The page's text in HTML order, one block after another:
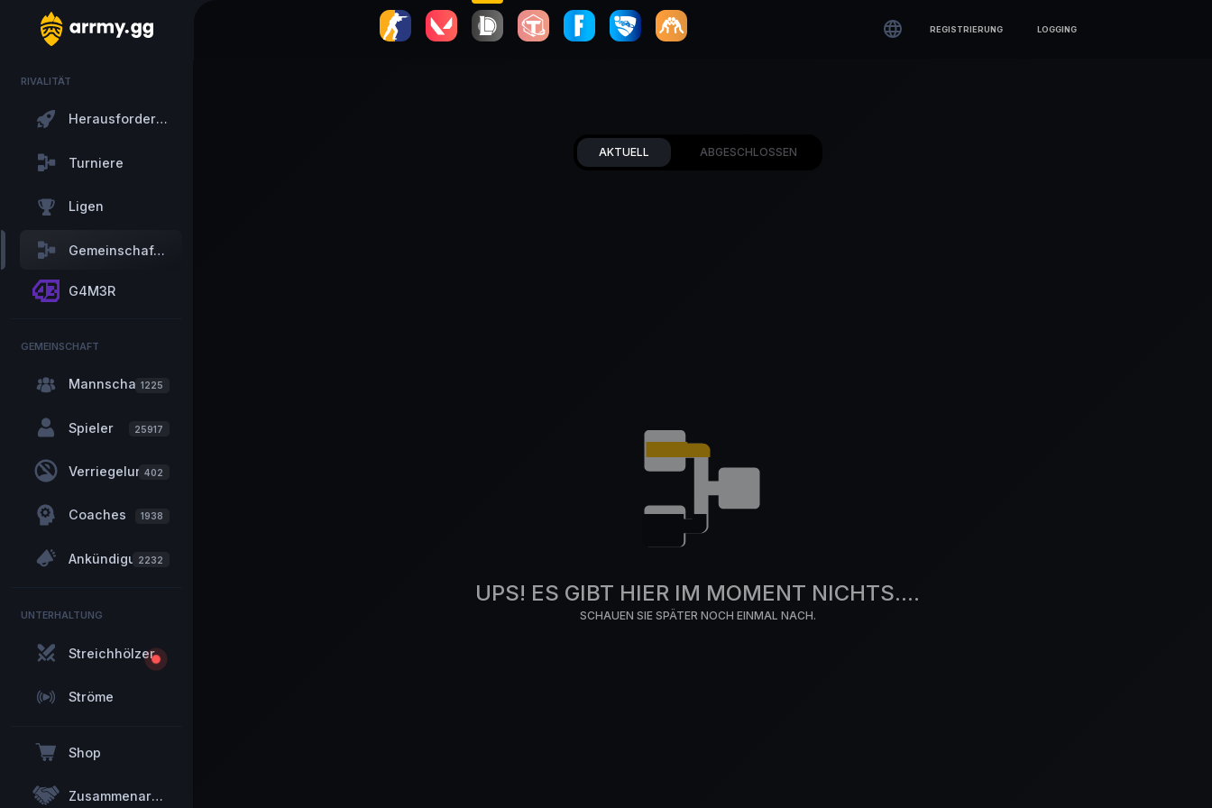
 REGISTRIERUNG LOGGING
RIVALITÄT
Herausforderungen
Turniere
Ligen
Gemeinschaftliche Turniere
G4M3R
GEMEINSCHAFT
Mannschaften
1225
Spieler 25917
Verriegelungen
402
Coaches 1938
Ankündigungen
2232
UNTERHALTUNG
Streichhölzer
Ströme
Shop
Zusammenarbeit
AKTUELL ABGESCHLOSSEN
UPS! ES GIBT HIER IM MOMENT NICHTS....
SCHAUEN SIE SPÄTER NOCH EINMAL NACH.